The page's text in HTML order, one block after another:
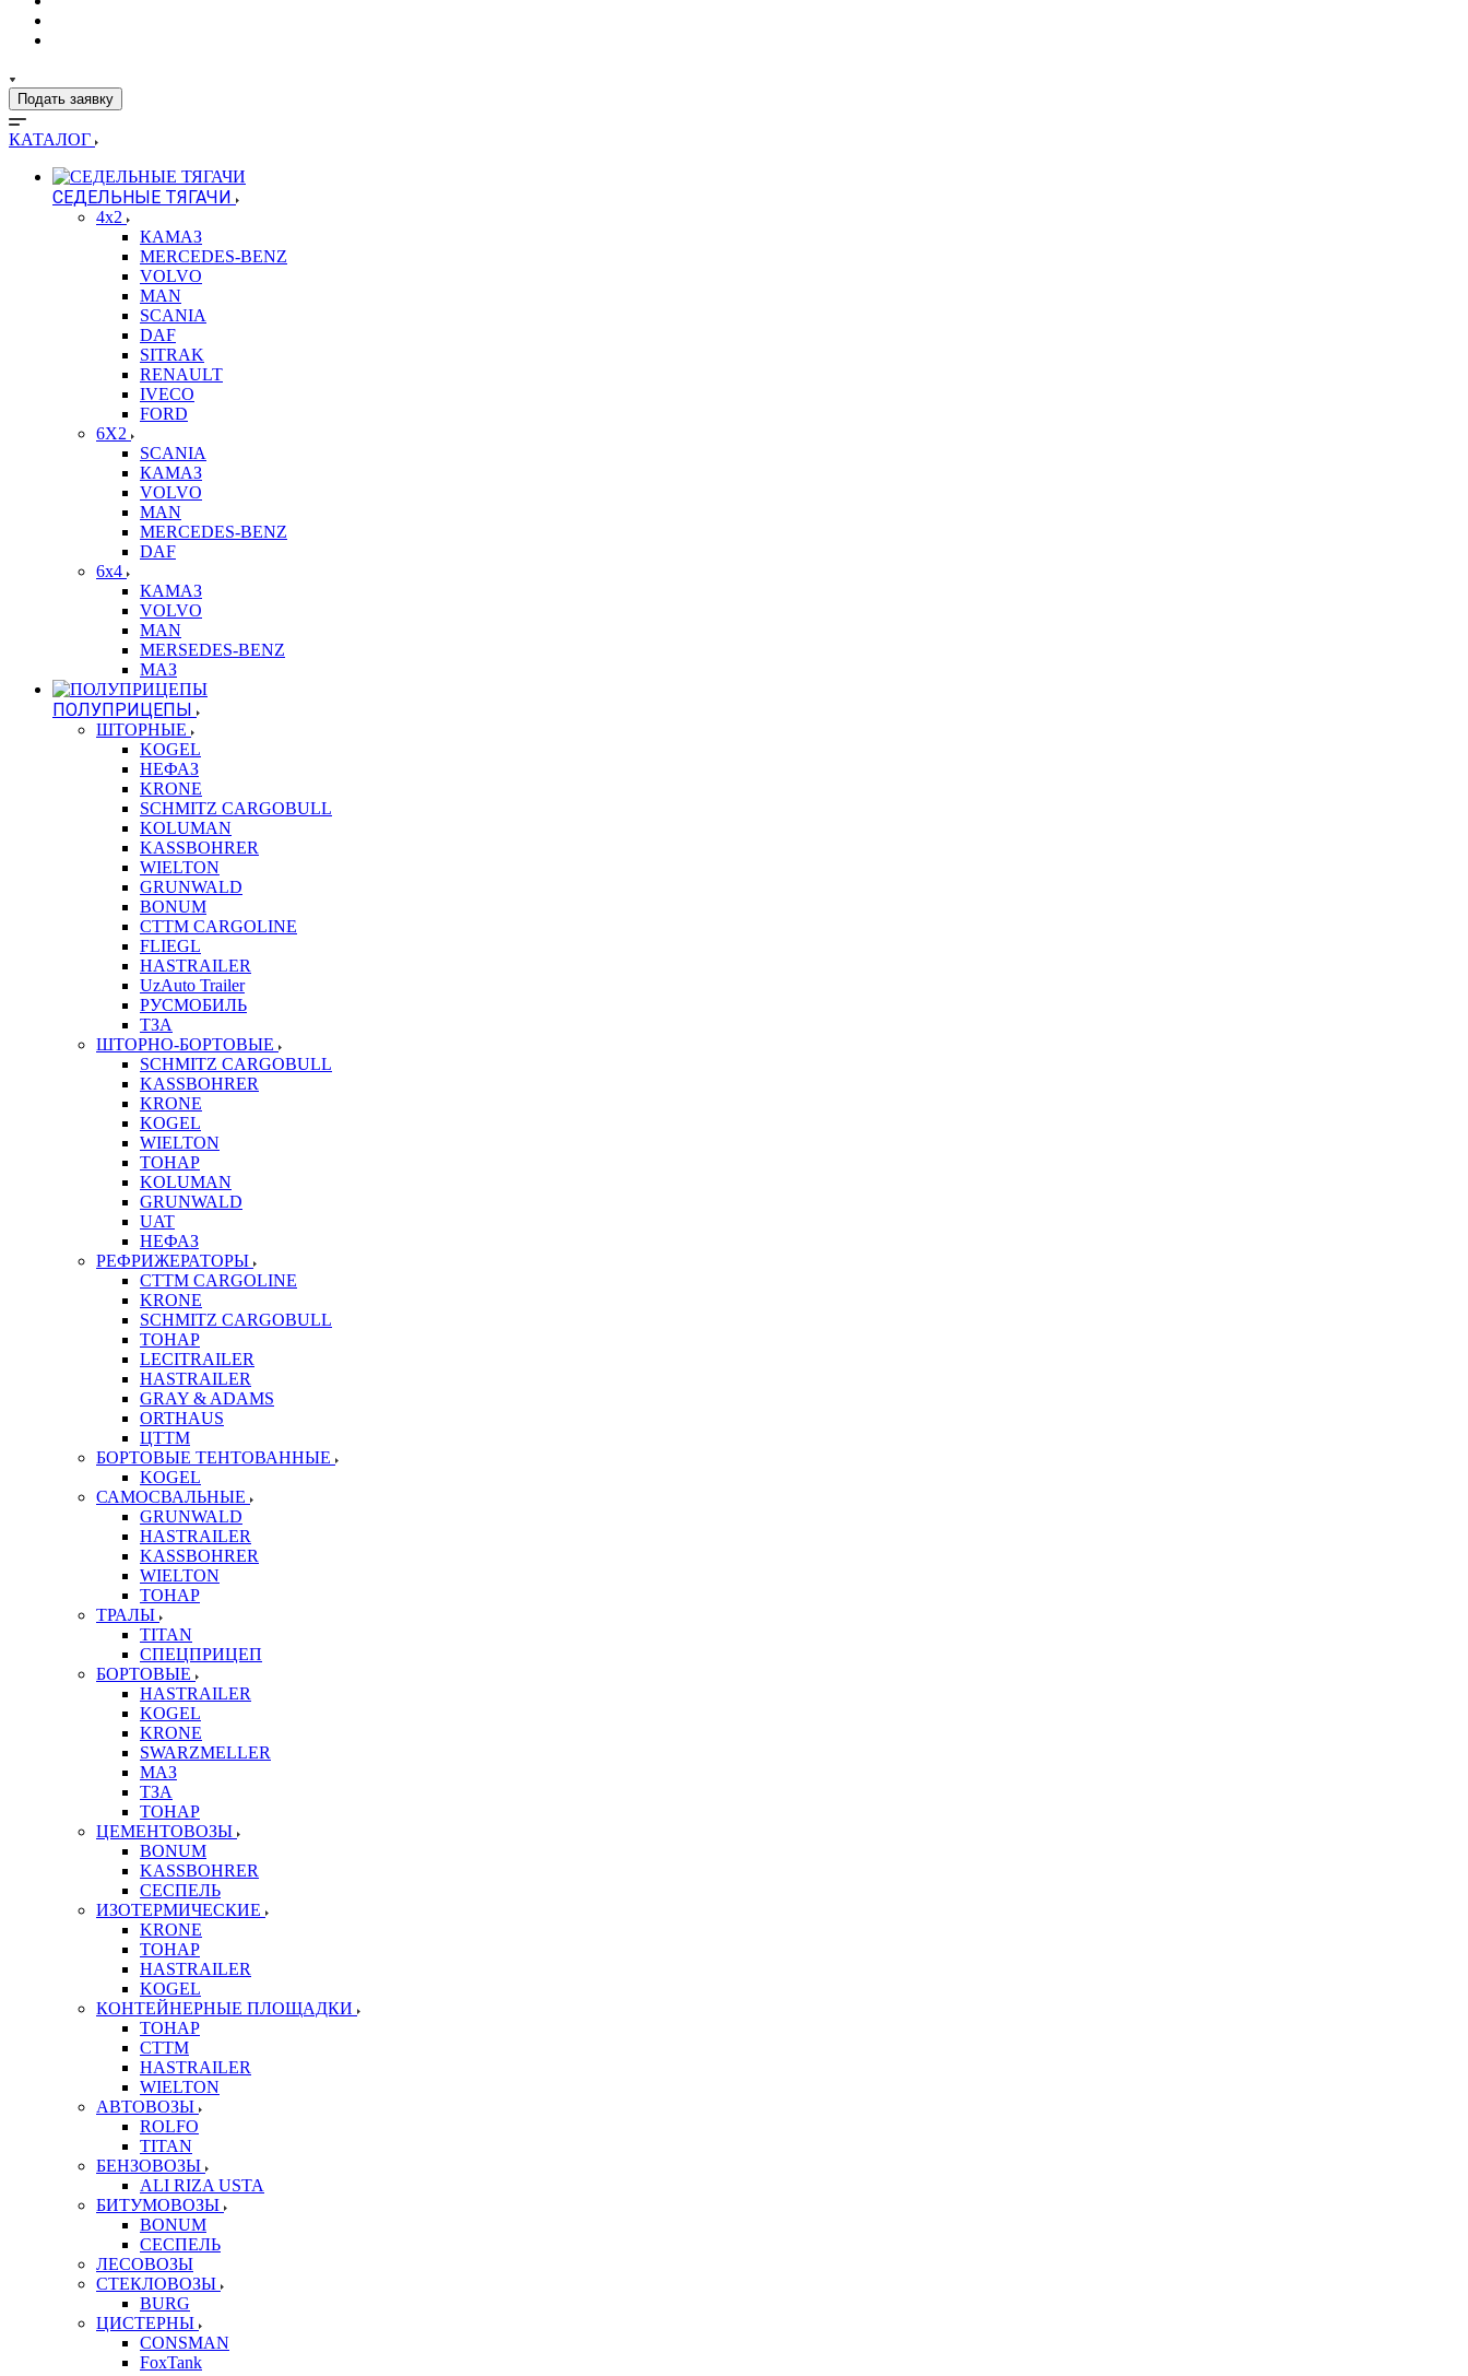
Подать заявку
КАТАЛОГ
СЕДЕЛЬНЫЕ ТЯГАЧИ
4x2
КАМАЗ
MERCEDES-BENZ
VOLVO
MAN
SCANIA
DAF
SITRAK
RENAULT
IVECO
FORD
6X2
SCANIA
КАМАЗ
VOLVO
MAN
MERCEDES-BENZ
DAF
6x4
КАМАЗ
VOLVO
MAN
MERSEDES-BENZ
МАЗ
ПОЛУПРИЦЕПЫ
ШТОРНЫЕ
KOGEL
НЕФАЗ
KRONE
SCHMITZ CARGOBULL
KOLUMAN
KASSBOHRER
WIELTON
GRUNWALD
BONUM
CTTM CARGOLINE
FLIEGL
HASTRAILER
UzAuto Trailer
РУСМОБИЛЬ
ТЗА
ШТОРНО-БОРТОВЫЕ
SCHMITZ CARGOBULL
KASSBOHRER
KRONE
KOGEL
WIELTON
ТОНАР
KOLUMAN
GRUNWALD
UAT
НЕФАЗ
РЕФРИЖЕРАТОРЫ
CTTM CARGOLINE
KRONE
SCHMITZ CARGOBULL
ТОНАР
LECITRAILER
HASTRAILER
GRAY & ADAMS
ORTHAUS
ЦТТМ
БОРТОВЫЕ ТЕНТОВАННЫЕ
KOGEL
САМОСВАЛЬНЫЕ
GRUNWALD
HASTRAILER
KASSBOHRER
WIELTON
ТОНАР
ТРАЛЫ
TITAN
СПЕЦПРИЦЕП
БОРТОВЫЕ
HASTRAILER
KOGEL
KRONE
SWARZMELLER
МАЗ
ТЗА
ТОНАР
ЦЕМЕНТОВОЗЫ
BONUM
KASSBOHRER
СЕСПЕЛЬ
ИЗОТЕРМИЧЕСКИЕ
KRONE
ТОНАР
HASTRAILER
KOGEL
КОНТЕЙНЕРНЫЕ ПЛОЩАДКИ
ТОНАР
CTTM
HASTRAILER
WIELTON
АВТОВОЗЫ
ROLFO
TITAN
БЕНЗОВОЗЫ
ALI RIZA USTA
БИТУМОВОЗЫ
BONUM
СЕСПЕЛЬ
ЛЕСОВОЗЫ
СТЕКЛОВОЗЫ
BURG
ЦИСТЕРНЫ
CONSMAN
FoxTank